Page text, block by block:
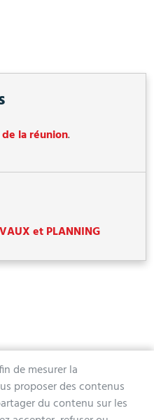
la réunion.
et PLANNING
de mesurer la
proposer des contenus
du contenu sur les